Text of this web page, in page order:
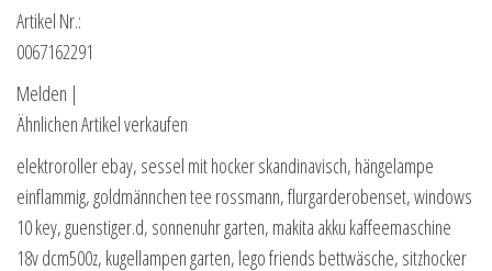
Artikel Nr.:
0067162291
Melden |
Ähnlichen Artikel verkaufen
elektroroller ebay, sessel mit hocker skandinavisch, hängelampe
einflammig, goldmännchen tee rossmann, flurgarderobenset, windows
10 key, guenstiger.d, sonnenuhr garten, makita akku kaffeemaschine
18v dcm500z, kugellampen garten, lego friends bettwäsche, sitzhocker